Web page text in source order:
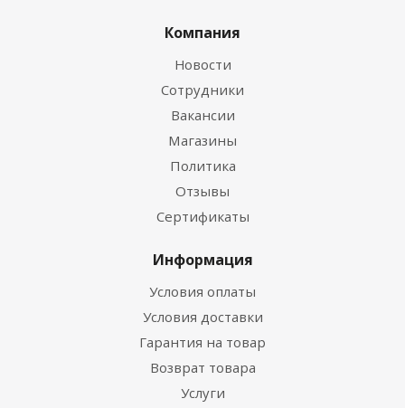
Компания
Новости
Сотрудники
Вакансии
Магазины
Политика
Отзывы
Сертификаты
Информация
Условия оплаты
Условия доставки
Гарантия на товар
Возврат товара
Услуги